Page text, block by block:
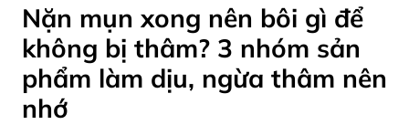
Nặn mụn xong nên bôi gì để
không bị thâm? 3 nhóm sản
phẩm làm dịu, ngừa thâm nên
nhớ